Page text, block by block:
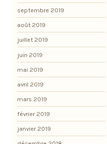
septembre 2019
août 2019
juillet 2019
juin 2019
mai 2019
avril 2019
mars 2019
février 2019
janvier 2019